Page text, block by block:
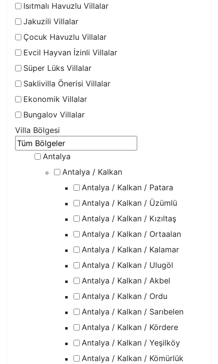
Isıtmalı Havuzlu Villalar
Jakuzili Villalar
Çocuk Havuzlu Villalar
Evcil Hayvan İzinli Villalar
Süper Lüks Villalar
Saklivilla Önerisi Villalar
Ekonomik Villalar
Bungalov Villalar
Villa Bölgesi
Antalya
Antalya / Kalkan
Antalya / Kalkan / Patara
Antalya / Kalkan / Üzümlü
Antalya / Kalkan / Kızıltaş
Antalya / Kalkan / Ortaalan
Antalya / Kalkan / Kalamar
Antalya / Kalkan / Ulugöl
Antalya / Kalkan / Akbel
Antalya / Kalkan / Ordu
Antalya / Kalkan / Sarıbelen
Antalya / Kalkan / Kördere
Antalya / Kalkan / Yeşilköy
Antalya / Kalkan / Kömürlük